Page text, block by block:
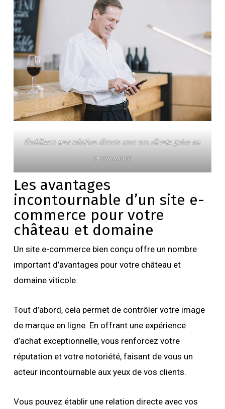
Établissez une relation directe avec vos clients grâce au
e-commerce
Les avantages
incontournable d’un site e-
commerce pour votre
château et domaine
Un site e-commerce bien conçu offre un nombre
important d’avantages pour votre château et
domaine viticole.
Tout d’abord, cela permet de contrôler votre image
de marque en ligne. En offrant une expérience
d’achat exceptionnelle, vous renforcez votre
réputation et votre notoriété, faisant de vous un
acteur incontournable aux yeux de vos clients.
Vous pouvez établir une relation directe avec vos